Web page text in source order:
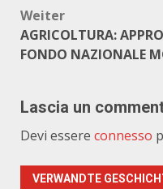
Weiter
AGRICOLTURA:
FONDO NAZIONALE
Lascia un
Devi essere connesso
VERWANDTE